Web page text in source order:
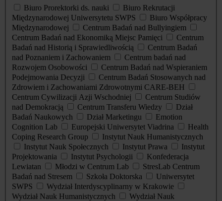
Biuro Prorektorki ds. nauki
Biuro Rekrutacji
Międzynarodowej Uniwersytetu SWPS
Biuro Współpracy
Międzynarodowej
Centrum Badań nad Bullyingiem
Centrum Badań nad Ekonomiką Miejsc Pamięci
Centrum
Badań nad Historią i Sprawiedliwością
Centrum Badań
nad Poznaniem i Zachowaniem
Centrum badań nad
Rozwojem Osobowości
Centrum Badań nad Wspieraniem
Podejmowania Decyzji
Centrum Badań Stosowanych nad
Zdrowiem i Zachowaniami Zdrowotnymi CARE-BEH
Centrum Cywilizacji Azji Wschodniej
Centrum Studiów
nad Demokracją
Centrum Transferu Wiedzy
Dział
Badań Naukowych
Dział Marketingu
Emotion
Cognition Lab
Europejski Uniwersytet Viadrina
Health
Coping Research Group
Instytut Nauk Humanistycznych
Instytut Nauk Społecznych
Instytut Prawa
Instytut
Projektowania
Instytut Psychologii
Konfederacja
Lewiatan
Młodzi w Centrum Lab
StresLab Centrum
Badań nad Stresem
Szkoła Doktorska
Uniwersytet
SWPS
Wydział Interdyscyplinarny w Krakowie
Wydział Nauk Humanistycznych
Wydział Nauk